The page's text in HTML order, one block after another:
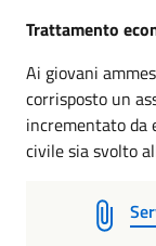
Trattamento
Ai giovani
corrisposto un
incrementato da
civile sia svolto